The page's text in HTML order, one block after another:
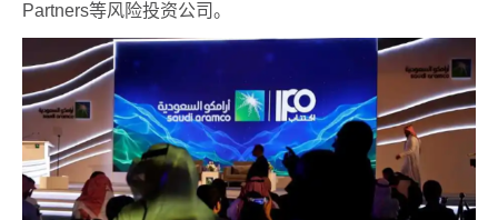
Partners等风险投资公司。